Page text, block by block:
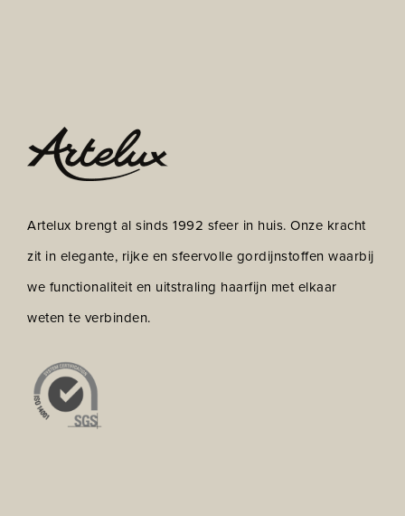
Artelux brengt al sinds 1992 sfeer in huis. Onze kracht
zit in elegante, rijke en sfeervolle gordijnstoffen waarbij
we functionaliteit en uitstraling haarfijn met elkaar
weten te verbinden.